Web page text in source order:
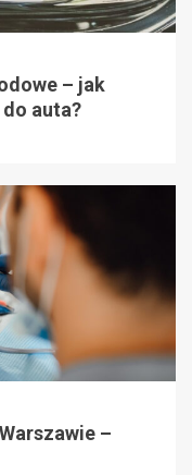
– jak
auta?
–